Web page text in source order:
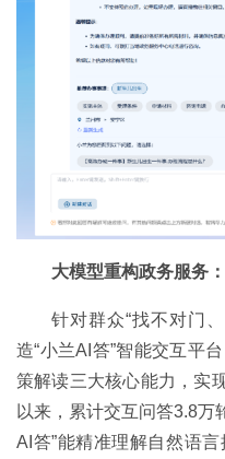
大模型重构政务服务
针对群众“找不对门
造“小兰AI答”智能交互平
策解读三大核心能力，实
以来，累计交互问答3.8万
AI答”能精准理解自然语